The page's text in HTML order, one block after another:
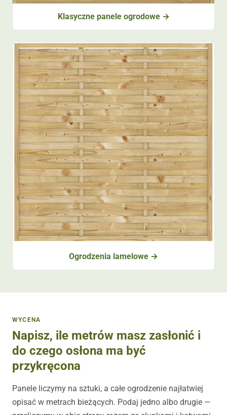
Klasyczne panele ogrodowe
Ogrodzenia lamelowe
WYCENA
Napisz, ile metrów masz zasłonić i
do czego osłona ma być
przykręcona
Panele liczymy na sztuki, a całe ogrodzenie najłatwiej
opisać w metrach bieżących. Podaj jedno albo drugie —